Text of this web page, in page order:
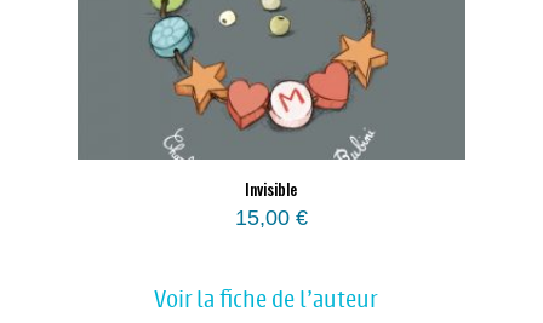
Invisible
15,00 €
Voir la fiche de l'auteur